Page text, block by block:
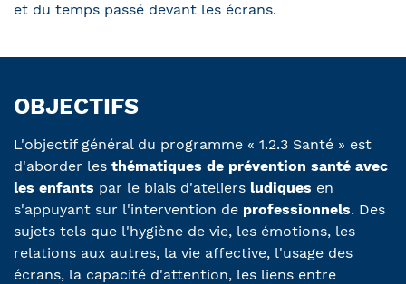
et du temps passé devant les écrans.
OBJECTIFS
L'objectif général du programme « 1.2.3 Santé » est
d'aborder les thématiques de prévention santé avec
les enfants par le biais d'ateliers ludiques en
s'appuyant sur l'intervention de professionnels. Des
sujets tels que l'hygiène de vie, les émotions, les
relations aux autres, la vie affective, l'usage des
écrans, la capacité d'attention, les liens entre